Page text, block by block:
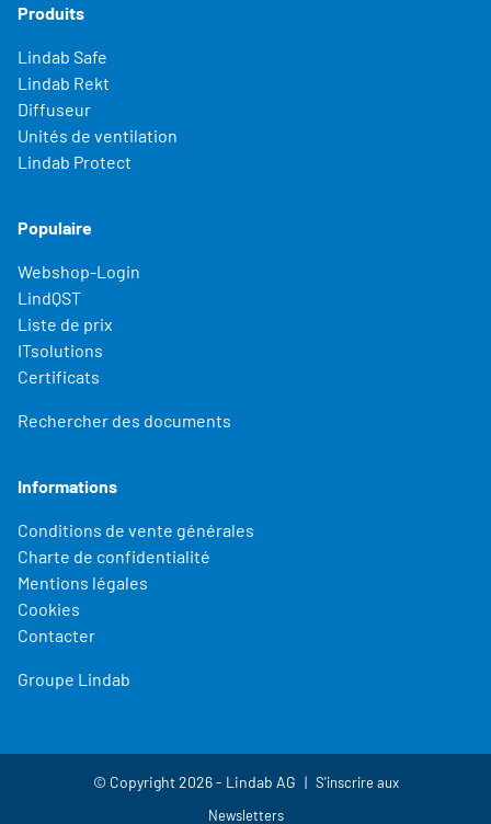
Produits
Lindab Safe
Lindab Rekt
Diffuseur
Unités de ventilation
Lindab Protect
Populaire
Webshop-Login
LindQST
Liste de prix
ITsolutions
Certificats
Rechercher des documents
Informations
Conditions de vente générales
Charte de confidentialité
Mentions légales
Cookies
Contacter
Groupe Lindab
© Copyright 2026 - Lindab AG
S'inscrire aux
Newsletters